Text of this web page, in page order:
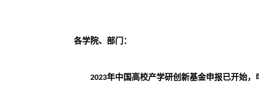
各学院、部门：
2023年中国高校产学研创新基金申报已开始，